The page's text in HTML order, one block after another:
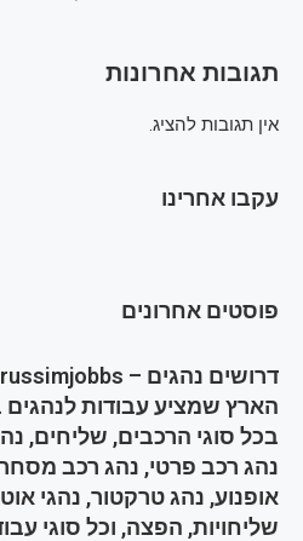
תגובות אחרונות
אין תגובות להציג.
עקבו אחרינו
פוסטים אחרונים
הארץ שמציע עבודות
בכל סוגי הרכבים, שליחים,
נהג רכב פרטי, נהג רכב
אופנוע, נהג טרקטור, נהגי
שליחויות, הפצה, וכל סוגי